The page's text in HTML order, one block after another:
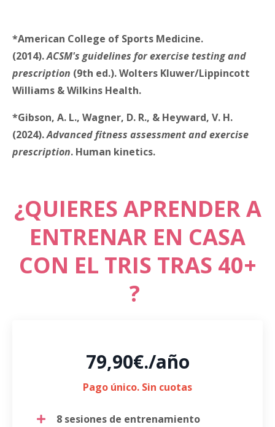
*American College of Sports Medicine.
(2014).ACSM's guidelines for exercise testing and
prescription (9th ed.). Wolters Kluwer/Lippincott
Williams & Wilkins Health.
*Gibson, A. L., Wagner, D. R., & Heyward, V. H.
(2024).Advanced fitness assessment and exercise
prescription. Human kinetics.
¿QUIERES APRENDER A
ENTRENAR EN CASA
CON EL TRIS TRAS 40+
?
79,90€./año
Pago único. Sin cuotas
8 sesiones de entrenamiento